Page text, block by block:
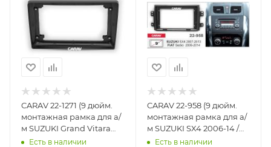
CARAV 22-1271 (9 дюйм.
монтажная рамка для а/
м SUZUKI Grand Vitara
XL-7, Grand Escudo XL-7
Есть в наличии
CARAV 22-958 (9 дюйм.
монтажная рамка для а/
м SUZUKI SX4 2006-14 /
FIAT Sedici 2005-14
Есть в наличии